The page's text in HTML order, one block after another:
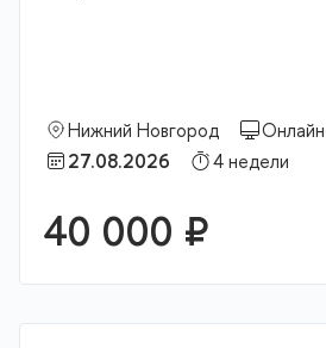
Нижний Новгород
27.08.2026
4 недели
40 000 ₽